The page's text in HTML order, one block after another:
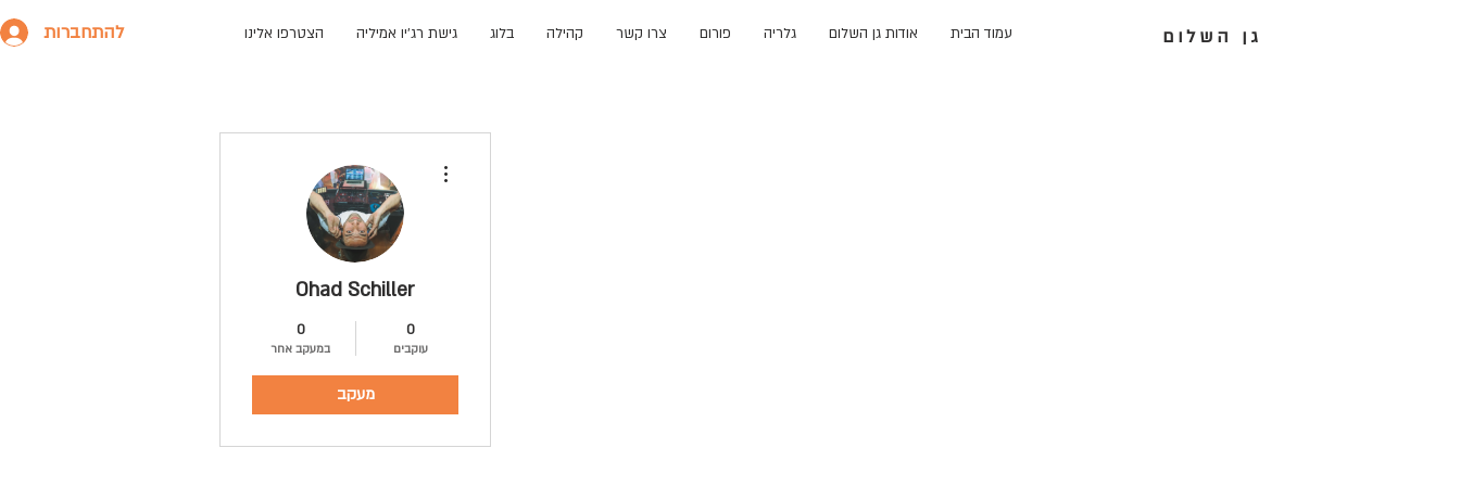
להתחברות עמוד הבית אודות גן השלום גלריה פורום צרו קשר קהילה בלוג גישת רג׳יו אמיליה הצטרפו אלינו
Ohad Schiller
0
עוקבים
0
במעקב אחר
מעקב
גן השלום